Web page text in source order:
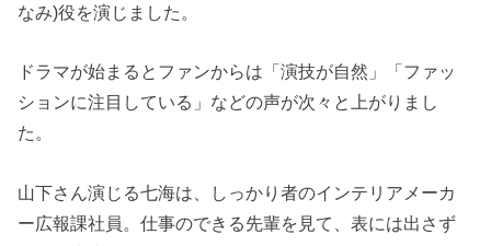
なみ)役を演じました。
ドラマが始まるとファンからは「演技が自然」「ファッ
ションに注目している」などの声が次々と上がりまし
た。
山下さん演じる七海は、しっかり者のインテリアメーカ
ー広報課社員。仕事のできる先輩を見て、表には出さず